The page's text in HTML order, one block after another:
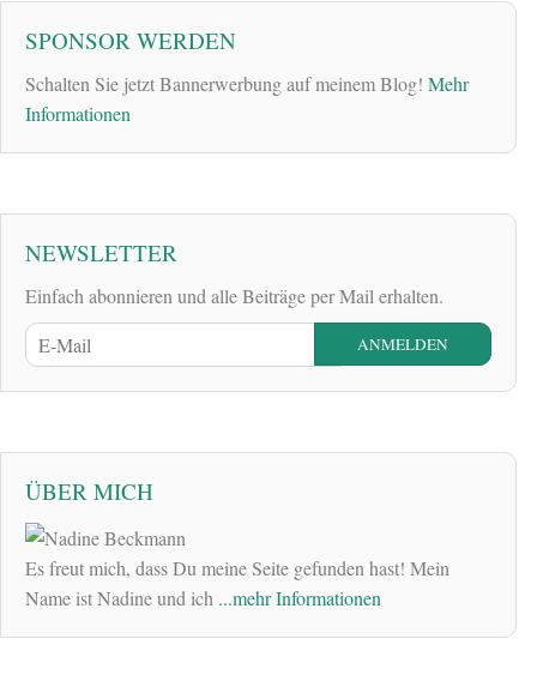
SPONSOR WERDEN
Schalten Sie jetzt Bannerwerbung auf meinem Blog! Mehr
Informationen
NEWSLETTER
Einfach abonnieren und alle Beiträge per Mail erhalten.
ÜBER MICH
Es freut mich, dass Du meine Seite gefunden hast! Mein
Name ist Nadine und ich ...mehr Informationen